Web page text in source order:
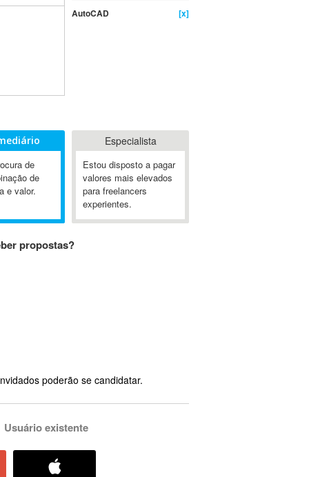
AutoCAD [x]
de
de
e valor.
Especialista
Estou disposto a pagar
valores mais elevados
para freelancers
experientes.
propostas?
poderão se candidatar.
Usuário existente